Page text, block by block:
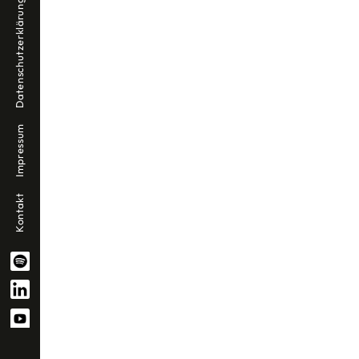
Kontakt
Impressum
Datenschutzerklärung